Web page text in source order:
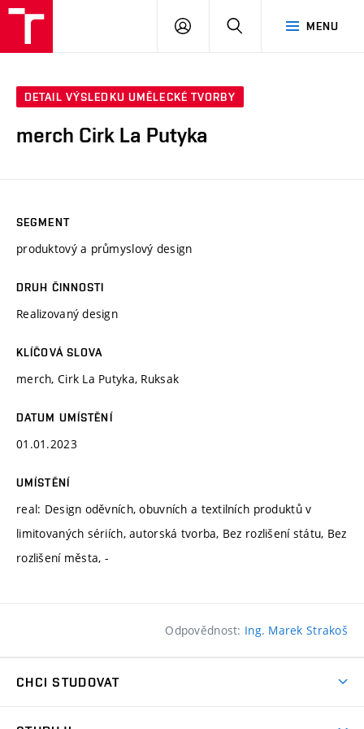
MENU
PŘIHLÁSIT
DETAIL VÝSLEDKU UMĚLECKÉ TVORBY
merch Cirk La Putyka
SEGMENT
produktový a průmyslový design
DRUH ČINNOSTI
Realizovaný design
KLÍČOVÁ SLOVA
merch, Cirk La Putyka, Ruksak
DATUM UMÍSTĚNÍ
01.01.2023
UMÍSTĚNÍ
real: Design oděvních, obuvních a textilních produktů v
limitovaných sériích, autorská tvorba, Bez rozlišení státu, Bez
rozlišení města, -
Odpovědnost: Ing. Marek Strakoš
CHCI STUDOVAT